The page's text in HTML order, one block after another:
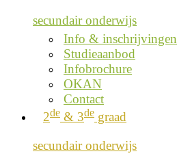
secundair onderwijs
Info & inschrijvingen
Studieaanbod
Infobrochure
OKAN
Contact
2de & 3de graad
secundair onderwijs